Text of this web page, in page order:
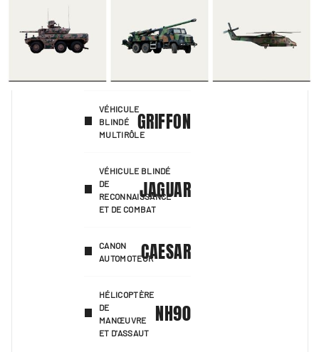
VÉHICULE
BLINDÉ
MULTIRÔLEGRIFFON
VÉHICULE BLINDÉ
DE
RECONNAISSANCE
ET DE COMBAT
JAGUAR
CANON
AUTOMOTEURCAESAR
HÉLICOPTÈRE
DE
MANŒUVRE
ET D'ASSAUT
NH90